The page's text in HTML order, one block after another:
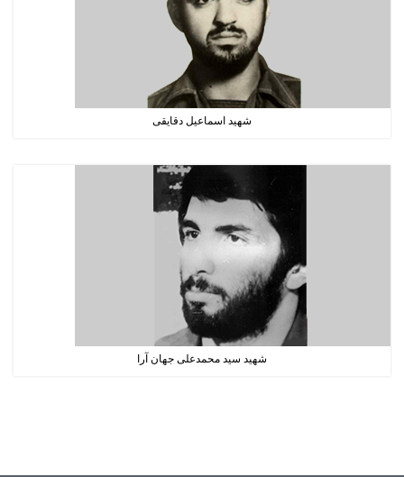
شهید اسماعیل دقایقی
شهید سید محمدعلی جهان آرا